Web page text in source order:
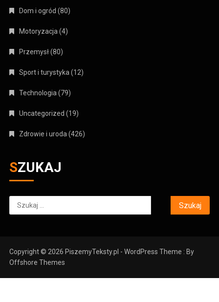
Dom i ogród (80)
Motoryzacja(4)
Przemysł(80)
Sport i turystyka(12)
Technologia(79)
Uncategorized (19)
Zdrowie i uroda(426)
SZUKAJ
Szukaj:
Copyright © 2026 PiszemyTeksty.pl - WordPress Theme : By
Offshore Themes